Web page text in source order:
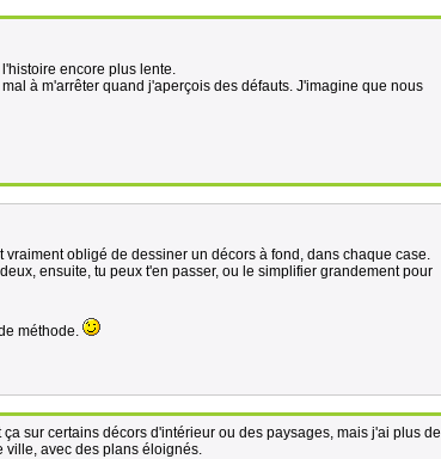
encore plus lente.
à m'arrêter quand j'aperçois des défauts. J'imagine que nous
obligé de dessiner un décors à fond, dans chaque case.
ensuite, tu peux t'en passer, ou le simplifier grandement pour
méthode.
sur certains décors d'intérieur ou des paysages, mais j'ai plus de
ville, avec des plans éloignés.